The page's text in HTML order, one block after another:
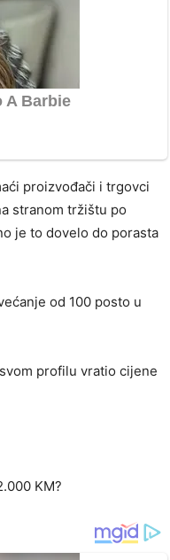
proizvođači i trgovci
stranom tržištu po
je to dovelo do porasta
od 100 posto u
profilu vratio cijene
KM?